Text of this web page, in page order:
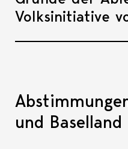
Volksinitiative
und Baselland